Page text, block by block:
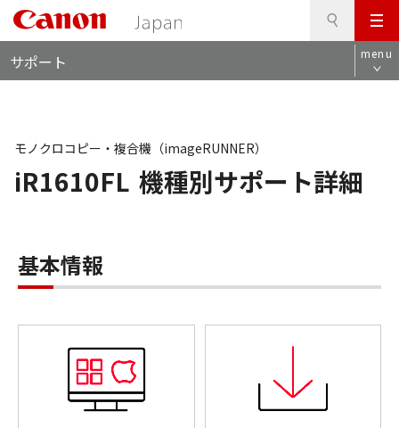
メ
ニ
ュ
サポート menu
iR1610FL 機種別サポート詳細
モノクロコピー・複合機（imageRUNNER）
基本情報